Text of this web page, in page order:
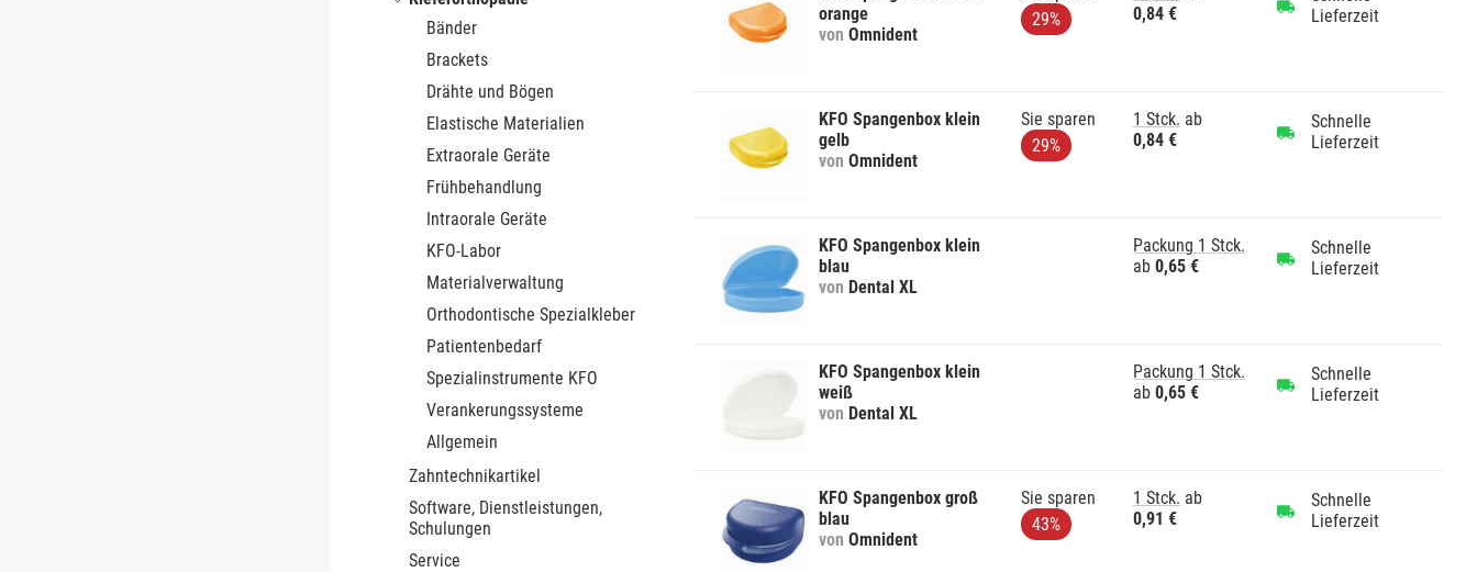
Bänder
Brackets
Drähte und Bögen
Elastische Materialien
Extraorale Geräte
Frühbehandlung
Intraorale Geräte
KFO-Labor
Materialverwaltung
Orthodontische Spezialkleber
Patientenbedarf
Spezialinstrumente KFO
Verankerungssysteme
Allgemein
Zahntechnikartikel
Software, Dienstleistungen,
Schulungen
Service
orange
von Omnident
29%
0,84 €
Lieferzeit
KFO Spangenbox klein
gelb
von Omnident
Sie sparen
29%
1 Stck. ab
0,84 €
Schnelle
Lieferzeit
KFO Spangenbox klein
blau
von Dental XL
Packung 1 Stck.
ab 0,65 €
Schnelle
Lieferzeit
KFO Spangenbox klein
weiß
von Dental XL
Packung 1 Stck.
ab 0,65 €
Schnelle
Lieferzeit
KFO Spangenbox groß
blau
von Omnident
Sie sparen
43%
1 Stck. ab
0,91 €
Schnelle
Lieferzeit